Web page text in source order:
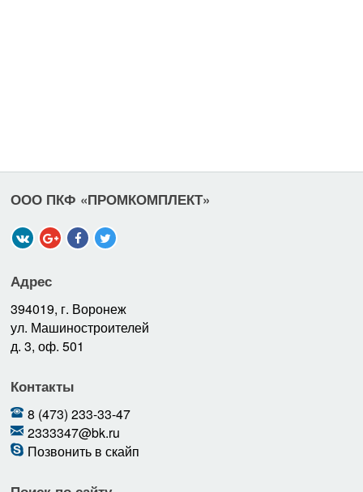
ООО ПКФ «ПРОМКОМПЛЕКТ»
Адрес
394019, г. Воронеж
ул. Машиностроителей
д. 3, оф. 501
Контакты
8 (473) 233-33-47
2333347@bk.ru
Позвонить в скайп